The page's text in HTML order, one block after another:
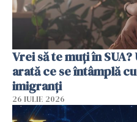
Vrei să te muți în
arată ce se întâmplă
imigranți
26 IULIE 2026